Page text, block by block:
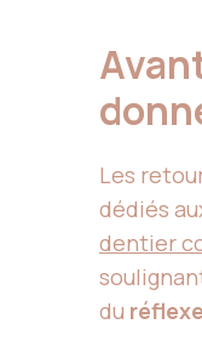
Les
dédiés
dentier
du